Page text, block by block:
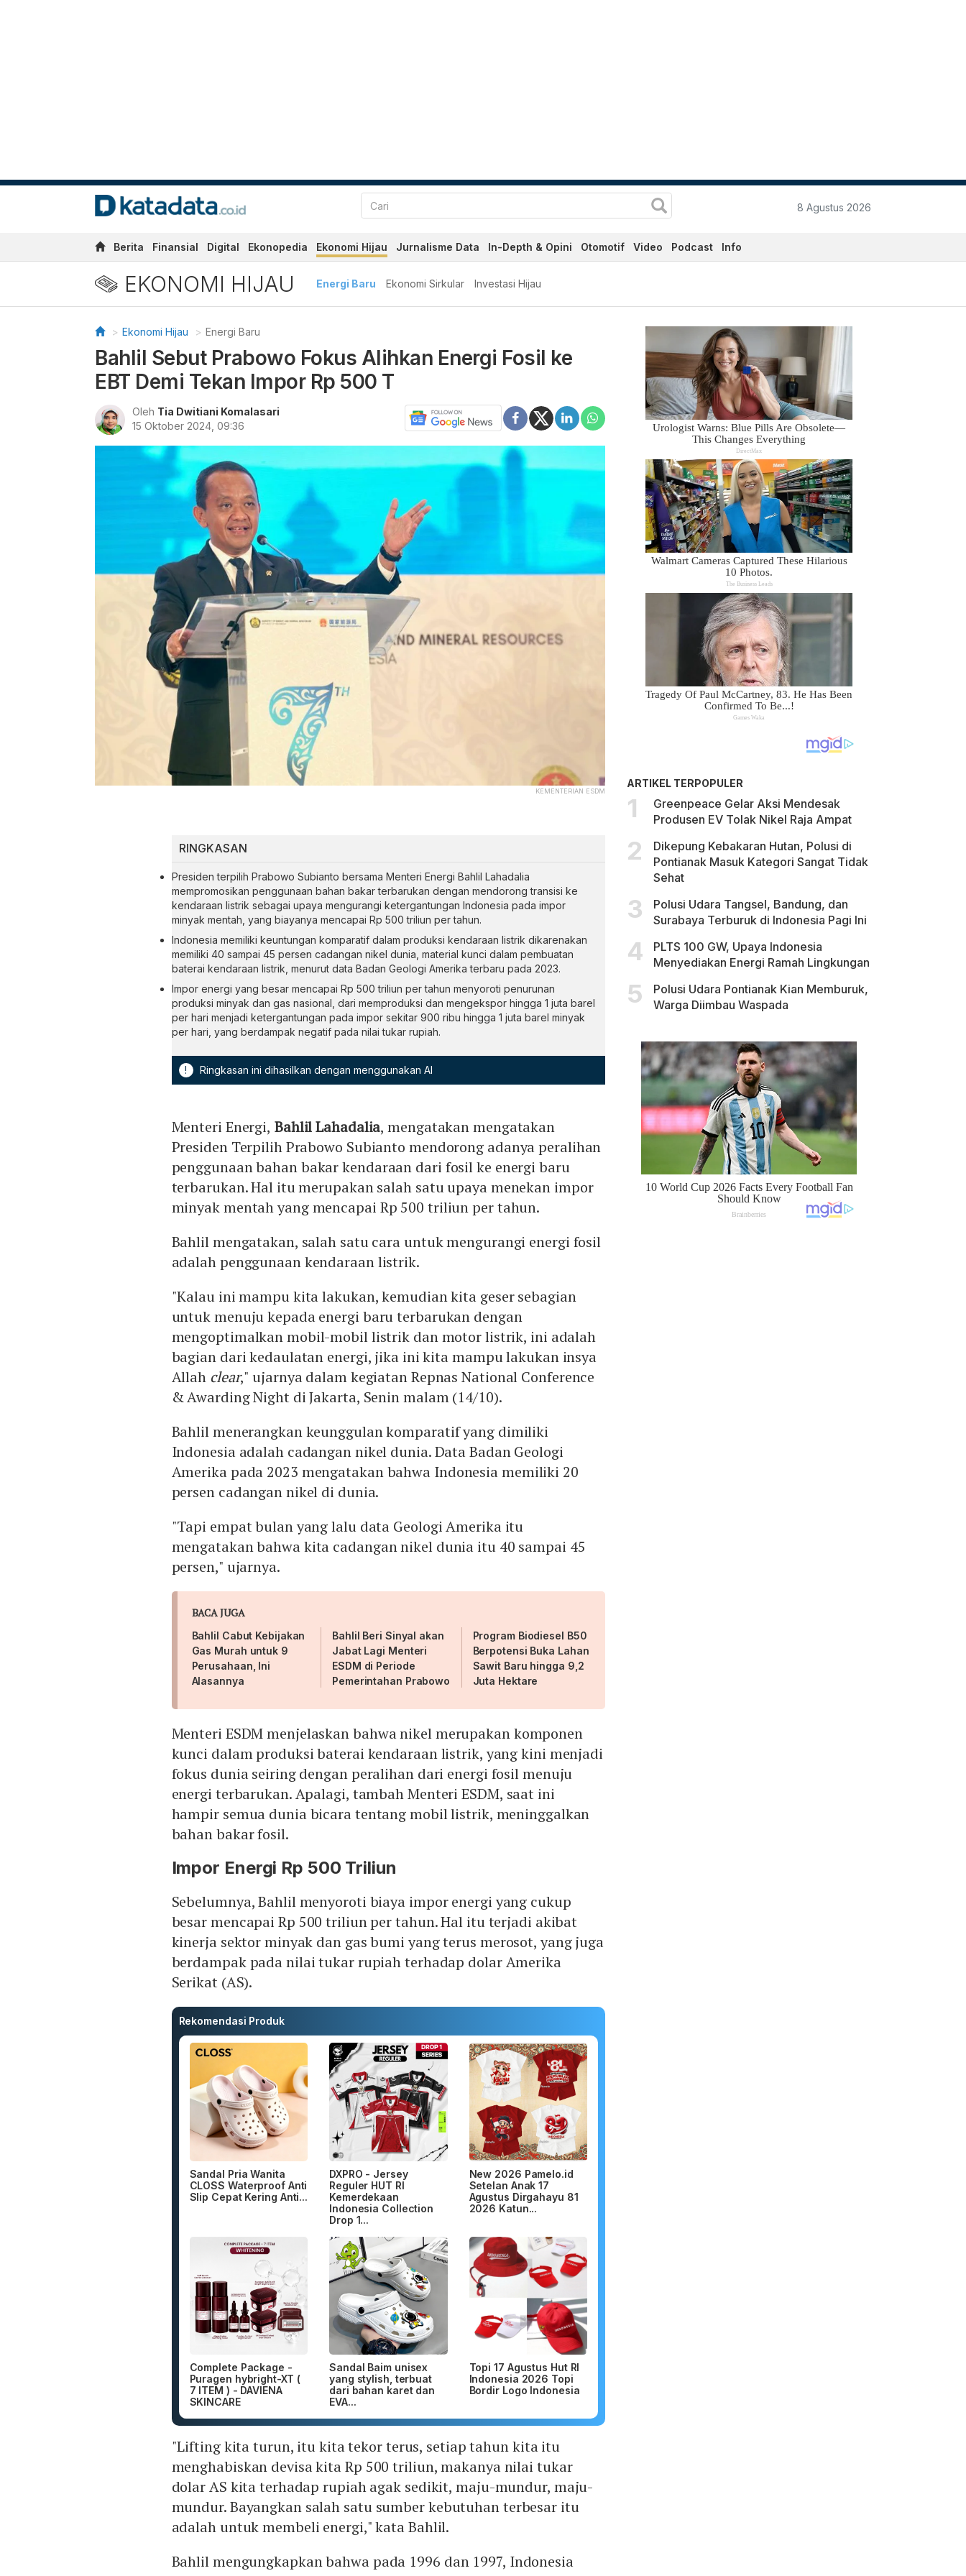
8 Agustus 2026
Berita Finansial Digital Ekonopedia Ekonomi Hijau Jurnalisme Data In-Depth & Opini Otomotif Video Podcast Info
EKONOMI HIJAU Energi Baru Ekonomi Sirkular Investasi Hijau
Ekonomi Hijau Energi Baru
Bahlil Sebut Prabowo Fokus Alihkan Energi Fosil ke
EBT Demi Tekan Impor Rp 500 T
Oleh Tia Dwitiani Komalasari
15 Oktober 2024, 09:36
KEMENTERIAN ESDM
RINGKASAN
Presiden terpilih Prabowo Subianto bersama Menteri Energi Bahlil Lahadalia
mempromosikan penggunaan bahan bakar terbarukan dengan mendorong transisi ke
kendaraan listrik sebagai upaya mengurangi ketergantungan Indonesia pada impor
minyak mentah, yang biayanya mencapai Rp 500 triliun per tahun.
Indonesia memiliki keuntungan komparatif dalam produksi kendaraan listrik dikarenakan
memiliki 40 sampai 45 persen cadangan nikel dunia, material kunci dalam pembuatan
baterai kendaraan listrik, menurut data Badan Geologi Amerika terbaru pada 2023.
Impor energi yang besar mencapai Rp 500 triliun per tahun menyoroti penurunan
produksi minyak dan gas nasional, dari memproduksi dan mengekspor hingga 1 juta barel
per hari menjadi ketergantungan pada impor sekitar 900 ribu hingga 1 juta barel minyak
per hari, yang berdampak negatif pada nilai tukar rupiah.
! Ringkasan ini dihasilkan dengan menggunakan AI
Menteri Energi, Bahlil Lahadalia, mengatakan mengatakan
Presiden Terpilih Prabowo Subianto mendorong adanya peralihan
penggunaan bahan bakar kendaraan dari fosil ke energi baru
terbarukan. Hal itu merupakan salah satu upaya menekan impor
minyak mentah yang mencapai Rp 500 triliun per tahun.
Bahlil mengatakan, salah satu cara untuk mengurangi energi fosil
adalah penggunaan kendaraan listrik.
"Kalau ini mampu kita lakukan, kemudian kita geser sebagian
untuk menuju kepada energi baru terbarukan dengan
mengoptimalkan mobil-mobil listrik dan motor listrik, ini adalah
bagian dari kedaulatan energi, jika ini kita mampu lakukan insya
Allah clear," ujarnya dalam kegiatan Repnas National Conference
& Awarding Night di Jakarta, Senin malam (14/10).
Bahlil menerangkan keunggulan komparatif yang dimiliki
Indonesia adalah cadangan nikel dunia. Data Badan Geologi
Amerika pada 2023 mengatakan bahwa Indonesia memiliki 20
persen cadangan nikel di dunia.
"Tapi empat bulan yang lalu data Geologi Amerika itu
mengatakan bahwa kita cadangan nikel dunia itu 40 sampai 45
persen," ujarnya.
BACA JUGA
Bahlil Cabut Kebijakan
Gas Murah untuk 9
Perusahaan, Ini
Alasannya
Bahlil Beri Sinyal akan
Jabat Lagi Menteri
ESDM di Periode
Pemerintahan Prabowo
Program Biodiesel B50
Berpotensi Buka Lahan
Sawit Baru hingga 9,2
Juta Hektare
Menteri ESDM menjelaskan bahwa nikel merupakan komponen
kunci dalam produksi baterai kendaraan listrik, yang kini menjadi
fokus dunia seiring dengan peralihan dari energi fosil menuju
energi terbarukan. Apalagi, tambah Menteri ESDM, saat ini
hampir semua dunia bicara tentang mobil listrik, meninggalkan
bahan bakar fosil.
Impor Energi Rp 500 Triliun
Sebelumnya, Bahlil menyoroti biaya impor energi yang cukup
besar mencapai Rp 500 triliun per tahun. Hal itu terjadi akibat
kinerja sektor minyak dan gas bumi yang terus merosot, yang juga
berdampak pada nilai tukar rupiah terhadap dolar Amerika
Serikat (AS).
Rekomendasi Produk
Sandal Pria Wanita
CLOSS Waterproof Anti
Slip Cepat Kering Anti...
DXPRO - Jersey
Reguler HUT RI
Kemerdekaan
Indonesia Collection
Drop 1...
New 2026 Pamelo.id
Setelan Anak 17
Agustus Dirgahayu 81
2026 Katun...
Complete Package -
Puragen hybright-XT (
7 ITEM ) - DAVIENA
SKINCARE
Sandal Baim unisex
yang stylish, terbuat
dari bahan karet dan
EVA...
Topi 17 Agustus Hut RI
Indonesia 2026 Topi
Bordir Logo Indonesia
"Lifting kita turun, itu kita tekor terus, setiap tahun kita itu
menghabiskan devisa kita Rp 500 triliun, makanya nilai tukar
dolar AS kita terhadap rupiah agak sedikit, maju-mundur, maju-
mundur. Bayangkan salah satu sumber kebutuhan terbesar itu
adalah untuk membeli energi," kata Bahlil.
Bahlil mengungkapkan bahwa pada 1996 dan 1997, Indonesia
ARTIKEL TERPOPULER
Greenpeace Gelar Aksi Mendesak
Produsen EV Tolak Nikel Raja Ampat
Dikepung Kebakaran Hutan, Polusi di
Pontianak Masuk Kategori Sangat Tidak
Sehat
Polusi Udara Tangsel, Bandung, dan
Surabaya Terburuk di Indonesia Pagi Ini
PLTS 100 GW, Upaya Indonesia
Menyediakan Energi Ramah Lingkungan
Polusi Udara Pontianak Kian Memburuk,
Warga Diimbau Waspada